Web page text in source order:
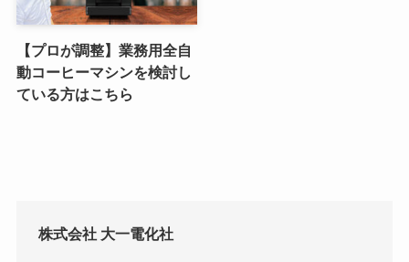
【プロが調整】業務用全自
動コーヒーマシンを検討し
ている方はこちら
株式会社 大一電化社